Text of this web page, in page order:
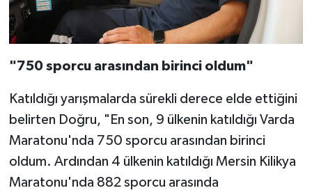
"750 sporcu arasından birinci oldum"
Katıldığı yarışmalarda sürekli derece elde ettiğini
belirten Doğru, "En son, 9 ülkenin katıldığı Varda
Maratonu'nda 750 sporcu arasından birinci
oldum. Ardından 4 ülkenin katıldığı Mersin Kilikya
Maratonu'nda 882 sporcu arasında